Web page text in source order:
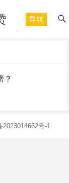
导航
？
2023014662号-1